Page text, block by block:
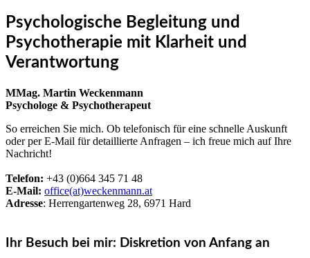
Psychologische Begleitung und
Psychotherapie mit Klarheit und
Verantwortung
MMag. Martin Weckenmann
Psychologe & Psychotherapeut
So erreichen Sie mich. Ob telefonisch für eine schnelle Auskunft
oder per E-Mail für detaillierte Anfragen – ich freue mich auf Ihre
Nachricht!
Telefon: +43 (0)664 345 71 48
E-Mail: office(at)weckenmann.at
Adresse: Herrengartenweg 28, 6971 Hard
Ihr Besuch bei mir: Diskretion von Anfang an